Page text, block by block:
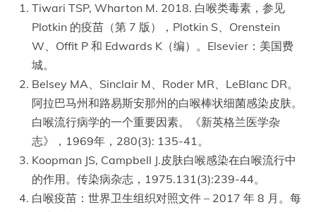
Tiwari TSP, Wharton M. 2018. 白喉类毒素，参见
Plotkin 的疫苗（第 7 版），Plotkin S、Orenstein
W、Offit P 和 Edwards K（编）。Elsevier：美国费
城。
Belsey MA、Sinclair M、Roder MR、LeBlanc DR。
阿拉巴马州和路易斯安那州的白喉棒状细菌感染皮肤。
白喉流行病学的一个重要因素。《新英格兰医学杂
志》，1969年，280(3): 135-41。
Koopman JS, Campbell J.皮肤白喉感染在白喉流行中
的作用。传染病杂志，1975.131(3):239-44。
白喉疫苗：世界卫生组织对照文件 – 2017 年 8 月。每